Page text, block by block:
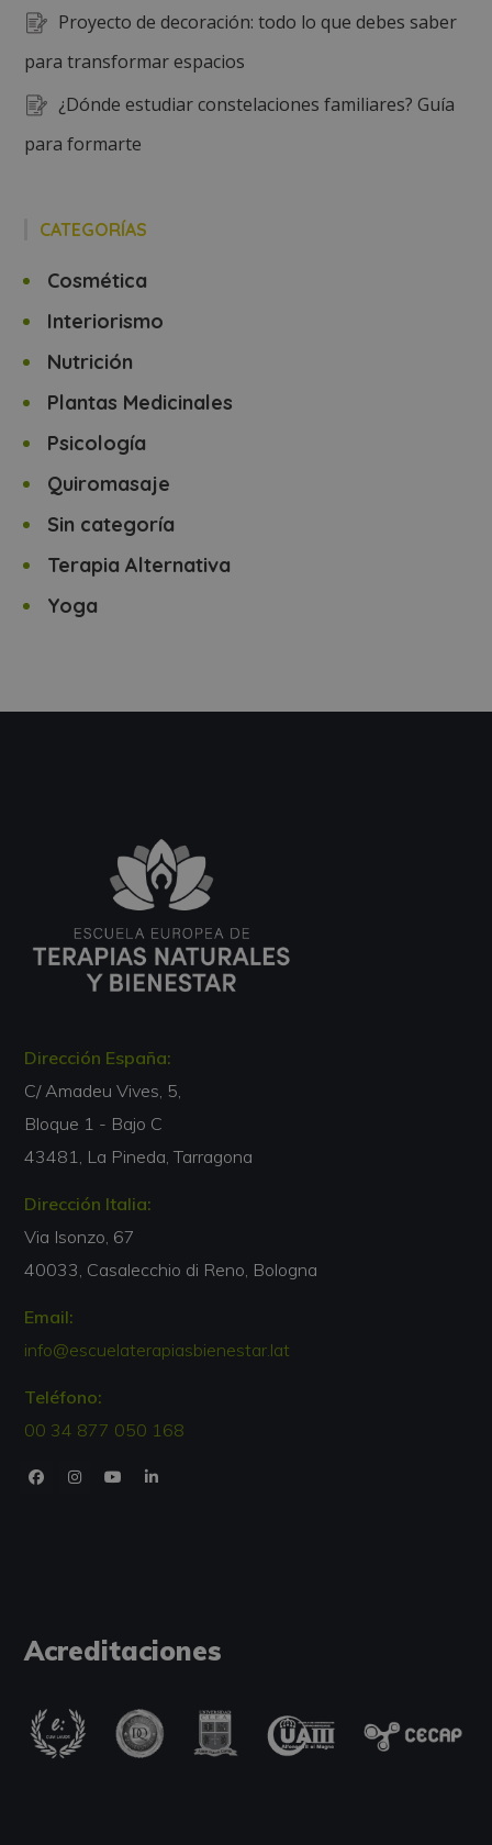
Proyecto de decoración: todo lo que debes saber
para transformar espacios
¿Dónde estudiar constelaciones familiares? Guía
para formarte
CATEGORÍAS
Cosmética
Interiorismo
Nutrición
Plantas Medicinales
Psicología
Quiromasaje
Sin categoría
Terapia Alternativa
Yoga
Dirección España:
C/ Amadeu Vives, 5,
Bloque 1 - Bajo C
43481, La Pineda, Tarragona
Dirección Italia:
Via Isonzo, 67
40033, Casalecchio di Reno, Bologna
Email:
info@escuelaterapiasbienestar.lat
Teléfono:
00 34 877 050 168
Acreditaciones